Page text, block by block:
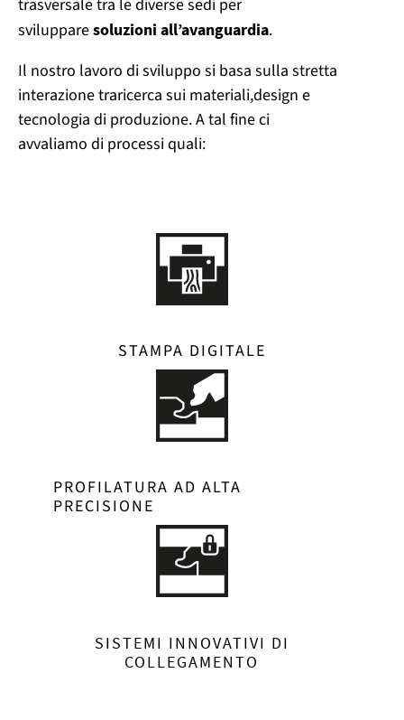
trasversale tra le diverse sedi per
svilupparesoluzioni all’avanguardia.
Il nostro lavoro di sviluppo si basa sulla stretta
interazione traricerca sui materiali,design e
tecnologia di produzione. A tal fine ci
avvaliamo di processi quali:
STAMPA DIGITALE
PROFILATURA AD ALTA
PRECISIONE
SISTEMI INNOVATIVI DI
COLLEGAMENTO